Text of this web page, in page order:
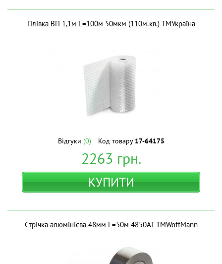
Плівка ВП 1,1м L=100м 50мкм (110м.кв.) ТМУкраїна
Відгуки (0) Код товару 17-64175
2263 грн.
КУПИТИ
Стрічка алюмінієва 48мм L=50м 4850АТ ТМWoffMann